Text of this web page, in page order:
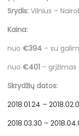
Srydis: Vilnius –
Kaina:
nuo €394 – su
nuo €401 –
Skrydžių datos:
2018.01.24 –
2018.03.30 –